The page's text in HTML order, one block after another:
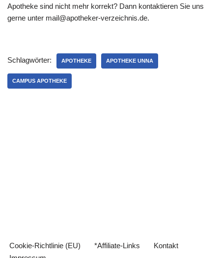
Apotheke sind nicht mehr korrekt? Dann kontaktieren Sie uns
gerne unter mail@apotheker-verzeichnis.de.
Schlagwörter: APOTHEKE APOTHEKE UNNA
CAMPUS APOTHEKE
Cookie-Richtlinie (EU) *Affiliate-Links
Kontakt